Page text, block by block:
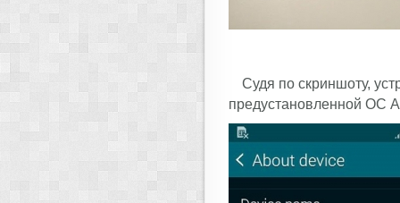
Судя по скриншоту,
предустановленной ОС